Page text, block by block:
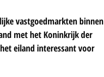
vastgoedmarkten binnen
met het Koninkrijk der
eiland interessant voor